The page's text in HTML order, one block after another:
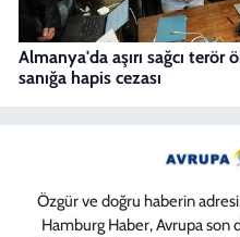
Almanya'da aşırı sağcı terör
sanığa hapis cezası
Özgür ve doğru haberin
Hamburg Haber, Avrupa son